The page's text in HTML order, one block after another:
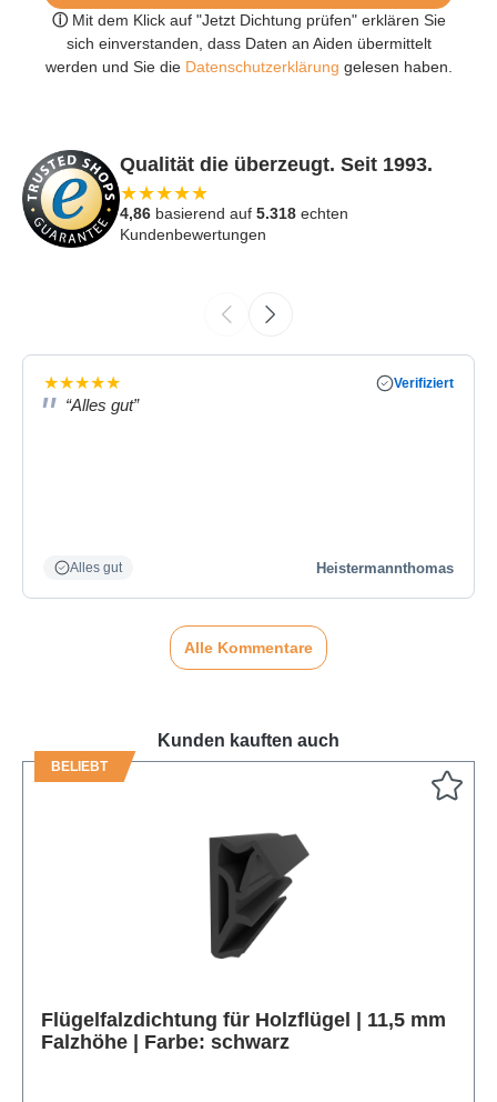
ⓘ Mit dem Klick auf "Jetzt Dichtung prüfen" erklären Sie
sich einverstanden, dass Daten an Aiden übermittelt
werden und Sie dieDatenschutzerklärung gelesen haben.
Qualität die überzeugt. Seit 1993.
★★★★★
4,86 basierend auf 5.318 echten
Kundenbewertungen
★★★★★ Verifiziert
“Alles gut”
Alles gut Heistermannthomas
Alle Kommentare
Kunden kauften auch
BELIEBT
Flügelfalzdichtung für Holzflügel | 11,5 mm
Falzhöhe | Farbe: schwarz